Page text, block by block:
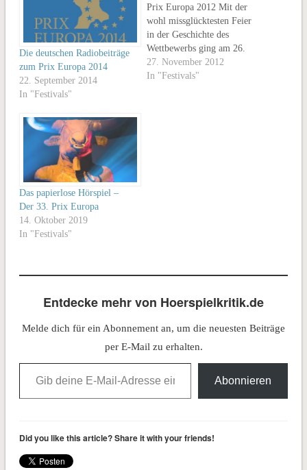
Die deutschen Radiobeiträge
zum Prix Europa 2014
22. September 2014
In "Festivals"
Prix Europa 2012 Mit der
wohl missglücktesten Feier
in der Geschichte des
Wettbewerbs ging am 26.
Oktober für den Großteil der
Teilnehmer der 26. Prix
27. November 2012
In "Festivals"
Das papierlose Hörspiel –
Der 33. Prix Europa
14. Oktober 2019
In "Festivals"
Entdecke mehr von Hoerspielkritik.de
Melde dich für ein Abonnement an, um die neuesten Beiträge
per E-Mail zu erhalten.
Gib deine E-Mail-Adresse ein ...
Abonnieren
Did you like this article? Share it with your friends!